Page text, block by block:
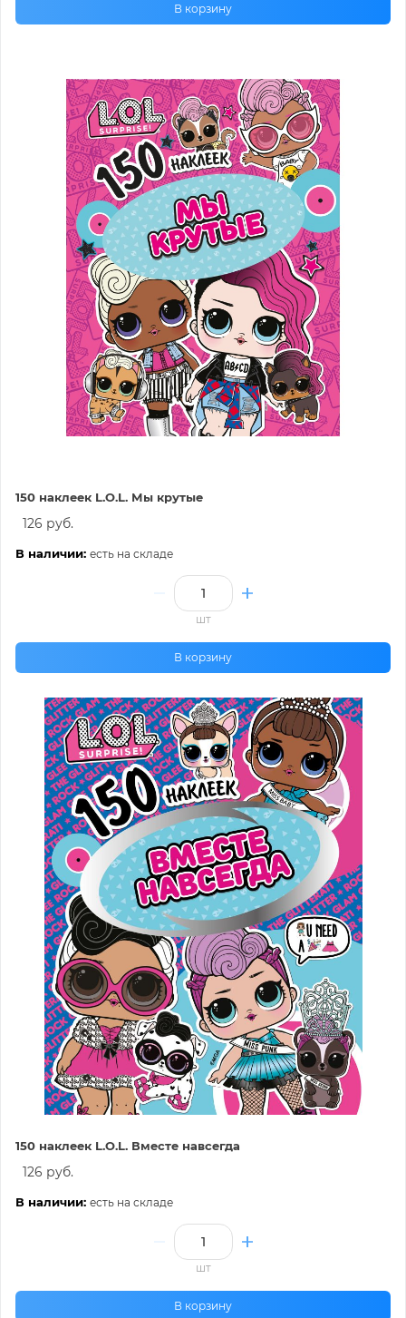
В корзину
150 наклеек L.O.L. Мы крутые
126 руб.
В наличии: есть на складе
шт
В корзину
150 наклеек L.O.L. Вместе навсегда
126 руб.
В наличии: есть на складе
шт
В корзину